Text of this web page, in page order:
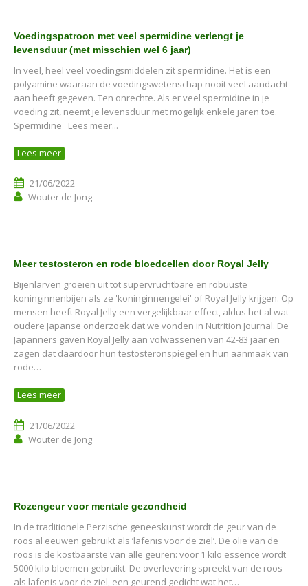
Voedingspatroon met veel spermidine verlengt je
levensduur (met misschien wel 6 jaar)
In veel, heel veel voedingsmiddelen zit spermidine. Het is een
polyamine waaraan de voedingswetenschap nooit veel aandacht
aan heeft gegeven. Ten onrechte. Als er veel spermidine in je
voeding zit, neemt je levensduur met mogelijk enkele jaren toe.
Spermidine Lees meer...
Lees meer
21/06/2022
Wouter de Jong
Meer testosteron en rode bloedcellen door Royal Jelly
Bijenlarven groeien uit tot supervruchtbare en robuuste
koninginnenbijen als ze 'koninginnengelei' of Royal Jelly krijgen. Op
mensen heeft Royal Jelly een vergelijkbaar effect, aldus het al wat
oudere Japanse onderzoek dat we vonden in Nutrition Journal. De
Japanners gaven Royal Jelly aan volwassenen van 42-83 jaar en
zagen dat daardoor hun testosteronspiegel en hun aanmaak van
rode…
Lees meer
21/06/2022
Wouter de Jong
Rozengeur voor mentale gezondheid
In de traditionele Perzische geneeskunst wordt de geur van de
roos al eeuwen gebruikt als ‘lafenis voor de ziel’. De olie van de
roos is de kostbaarste van alle geuren: voor 1 kilo essence wordt
5000 kilo bloemen gebruikt. De overlevering spreekt van de roos
als lafenis voor de ziel, een geurend gedicht wat het…